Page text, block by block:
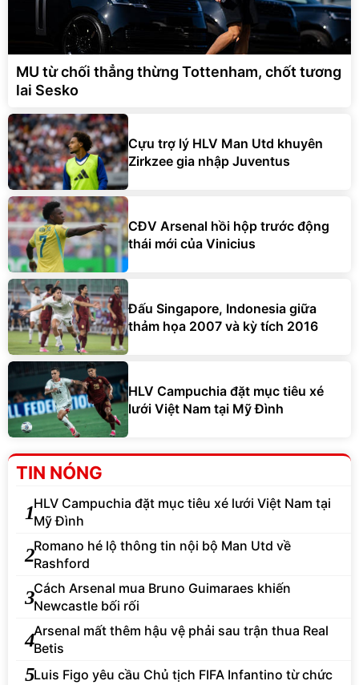
MU từ chối thẳng thừng Tottenham, chốt tương
lai Sesko
Cựu trợ lý HLV Man Utd khuyên
Zirkzee gia nhập Juventus
CĐV Arsenal hồi hộp trước động
thái mới của Vinicius
Đấu Singapore, Indonesia giữa
thảm họa 2007 và kỳ tích 2016
HLV Campuchia đặt mục tiêu xé
lưới Việt Nam tại Mỹ Đình
TIN NÓNG
1HLV Campuchia đặt mục tiêu xé lưới Việt Nam tại
Mỹ Đình
2Romano hé lộ thông tin nội bộ Man Utd về
Rashford
3Cách Arsenal mua Bruno Guimaraes khiến
Newcastle bối rối
4Arsenal mất thêm hậu vệ phải sau trận thua Real
Betis
5Luis Figo yêu cầu Chủ tịch FIFA Infantino từ chức